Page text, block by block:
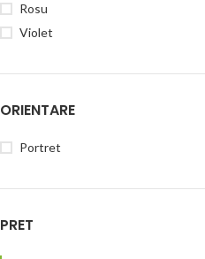
Rosu
Violet
ORIENTARE
Portret
PRET